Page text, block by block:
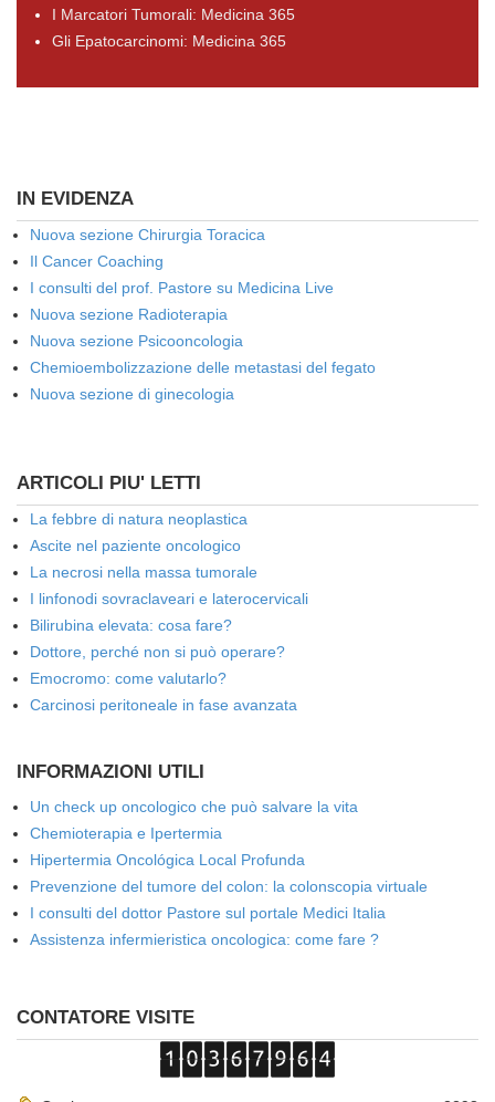
I Marcatori Tumorali: Medicina 365
Gli Epatocarcinomi: Medicina 365
IN EVIDENZA
Nuova sezione Chirurgia Toracica
Il Cancer Coaching
I consulti del prof. Pastore su Medicina Live
Nuova sezione Radioterapia
Nuova sezione Psicooncologia
Chemioembolizzazione delle metastasi del fegato
Nuova sezione di ginecologia
ARTICOLI PIU' LETTI
La febbre di natura neoplastica
Ascite nel paziente oncologico
La necrosi nella massa tumorale
I linfonodi sovraclaveari e laterocervicali
Bilirubina elevata: cosa fare?
Dottore, perché non si può operare?
Emocromo: come valutarlo?
Carcinosi peritoneale in fase avanzata
INFORMAZIONI UTILI
Un check up oncologico che può salvare la vita
Chemioterapia e Ipertermia
Hipertermia Oncológica Local Profunda
Prevenzione del tumore del colon: la colonscopia virtuale
I consulti del dottor Pastore sul portale Medici Italia
Assistenza infermieristica oncologica: come fare ?
CONTATORE VISITE